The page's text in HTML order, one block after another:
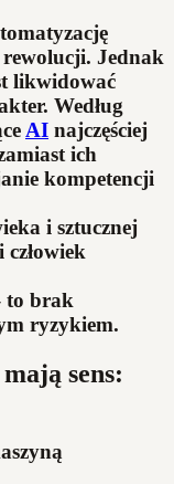
Jednak
likwidować
Według
AI najczęściej
ich
kompetencji
to brak
ryzykiem.
sens: